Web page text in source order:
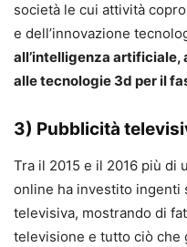
società le cui attività
e dell’innovazione
all’intelligenza
alle tecnologie 3d per il
3) Pubblicità
Tra il 2015 e il 2016 più di
online ha investito ingenti
televisiva, mostrando di
televisione e tutto ciò che